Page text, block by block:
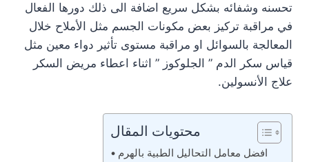
تحسنه وشفائه بشكل سريع اضافة الى ذلك دورها الفعال
في مراقبة تركيز بعض مكونات الجسم مثل الأملاح خلال
المعالجة بالسوائل او مراقبة مستوى تأثير دواء معين مثل
قياس سكر الدم ” الجلوكوز ” اثناء اعطاء مريض السكر
علاج الأنسولين.
محتويات المقال
افضل معامل التحاليل الطبية بالهرم